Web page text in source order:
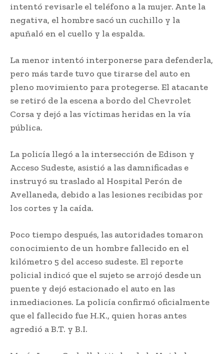
intentó revisarle el teléfono a la mujer. Ante la
negativa, el hombre sacó un cuchillo y la
apuñaló en el cuello y la espalda.
La menor intentó interponerse para defenderla,
pero más tarde tuvo que tirarse del auto en
pleno movimiento para protegerse. El atacante
se retiró de la escena a bordo del Chevrolet
Corsa y dejó a las víctimas heridas en la vía
pública.
La policía llegó a la intersección de Edison y
Acceso Sudeste, asistió a las damnificadas e
instruyó su traslado al Hospital Perón de
Avellaneda, debido a las lesiones recibidas por
los cortes y la caída.
Poco tiempo después, las autoridades tomaron
conocimiento de un hombre fallecido en el
kilómetro 5 del acceso sudeste. El reporte
policial indicó que el sujeto se arrojó desde un
puente y dejó estacionado el auto en las
inmediaciones. La policía confirmó oficialmente
que el fallecido fue H.K., quien horas antes
agredió a B.T. y B.I.